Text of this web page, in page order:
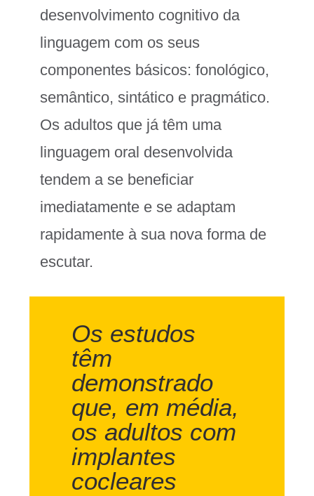
desenvolvimento cognitivo da
linguagem com os seus
componentes básicos: fonológico,
semântico, sintático e pragmático.
Os adultos que já têm uma
linguagem oral desenvolvida
tendem a se beneficiar
imediatamente e se adaptam
rapidamente à sua nova forma de
escutar.
Os estudos
têm
demonstrado
que, em média,
os adultos com
implantes
cocleares